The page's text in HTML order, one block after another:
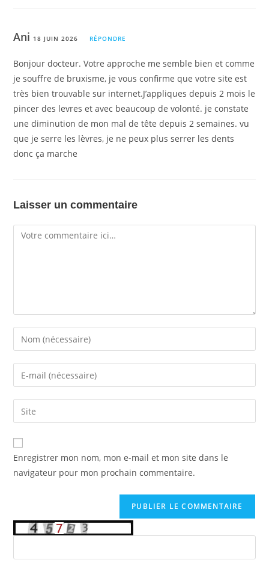
Ani 18 JUIN 2026 RÉPONDRE
Bonjour docteur. Votre approche me semble bien et comme
je souffre de bruxisme, je vous confirme que votre site est
très bien trouvable sur internet.J’appliques depuis 2 mois le
pincer des levres et avec beaucoup de volonté. je constate
une diminution de mon mal de tête depuis 2 semaines. vu
que je serre les lèvres, je ne peux plus serrer les dents
donc ça marche
Laisser un commentaire
Comment
Enter
your
name
comment
Enter
your
email
address
comment
Saisir
l’URL
de
votre
(facultatif)
Enregistrer mon nom, mon e-mail et mon site dans le
navigateur pour mon prochain commentaire.